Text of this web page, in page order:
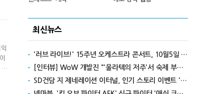
대
최신뉴스
'러브 라이브!' 15주년 오케스트라 콘서트, 10월5일 한국서 첫 해외 공연
[인터뷰] WoW 개발진 "'울라텍의 저주'서 숙제 부담 줄이고 보상 높여"
SD건담 지 제네레이션 이터널, 인기 스토리 이벤트 '라크로아의 용사' 재개최